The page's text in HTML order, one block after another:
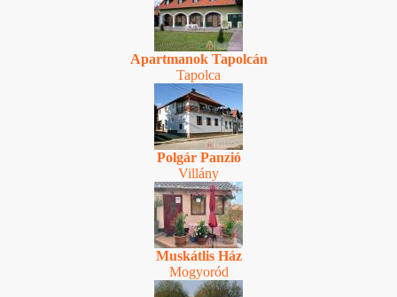
Apartmanok Tapolcán
Tapolca
Polgár Panzió
Villány
Muskátlis Ház
Mogyoród